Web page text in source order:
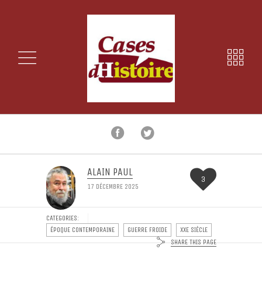
ALAIN PAUL
17 DÉCEMBRE 2025
3
CATEGORIES:
ÉPOQUE CONTEMPORAINE
GUERRE FROIDE
XXE SIÈCLE
SHARE THIS PAGE